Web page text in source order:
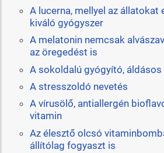
A lucerna, mellyel az állatokat
kiváló gyógyszer
A melatonin nemcsak
az öregedést is
A sokoldalú gyógyító,
A stresszoldó nevetés
A vírusölő, antiallergén
vitamin
Az élesztő olcsó
állítólag fogyaszt is